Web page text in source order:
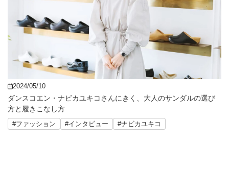
2024/05/10
ダンスコエン・ナビカユキコさんにきく、大人のサンダルの選び
方と履きこなし方
#ファッション #インタビュー #ナビカユキコ